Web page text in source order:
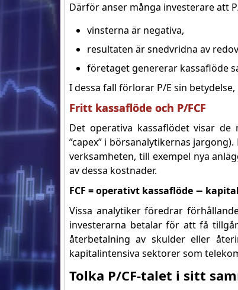
Därför anser många investerare att
vinsterna är negativa,
resultaten är snedvridna av
företaget genererar kassaflöde
I dessa fall förlorar P/E sin
Fritt kassaflöde och P/FCF
Det operativa kassaflödet visar
”capex” i börsanalytikernas
verksamheten, till exempel nya
av dessa kostnader.
FCF = operativt kassaflöde −
Vissa analytiker föredrar
investerarna betalar för att få
återbetalning av skulder eller
kapitalintensiva sektorer som
Tolka P/CF-talet i sitt